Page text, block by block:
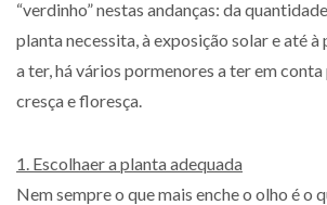
“verdinho” nestas andanças: da
planta necessita, à exposição solar e até à
a ter, há vários pormenores a ter em
cresça e floresça.
1. Escolhaer a planta adequada
Nem sempre o que mais enche o olho é o